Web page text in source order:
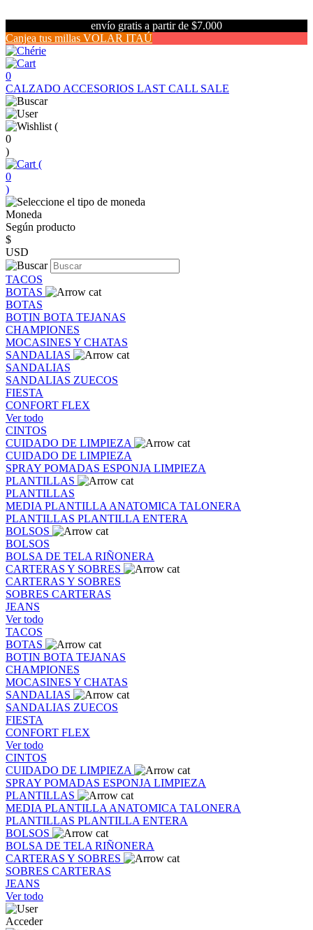
envío gratis a partir de $7.000
Canjea tus millas VOLAR ITAÚ
0
CALZADO ACCESORIOS LAST CALL SALE
(
0
)
(
0
)
Moneda
Según producto
$
USD
TACOS
BOTAS
BOTAS
BOTIN BOTA TEJANAS
CHAMPIONES
MOCASINES Y CHATAS
SANDALIAS
SANDALIAS
SANDALIAS ZUECOS
FIESTA
CONFORT FLEX
Ver todo
CINTOS
CUIDADO DE LIMPIEZA
CUIDADO DE LIMPIEZA
SPRAY POMADAS ESPONJA LIMPIEZA
PLANTILLAS
PLANTILLAS
MEDIA PLANTILLA ANATOMICA TALONERA
PLANTILLAS PLANTILLA ENTERA
BOLSOS
BOLSOS
BOLSA DE TELA RIÑONERA
CARTERAS Y SOBRES
CARTERAS Y SOBRES
SOBRES CARTERAS
JEANS
Ver todo
TACOS
BOTAS
BOTIN BOTA TEJANAS
CHAMPIONES
MOCASINES Y CHATAS
SANDALIAS
SANDALIAS ZUECOS
FIESTA
CONFORT FLEX
Ver todo
CINTOS
CUIDADO DE LIMPIEZA
SPRAY POMADAS ESPONJA LIMPIEZA
PLANTILLAS
MEDIA PLANTILLA ANATOMICA TALONERA
PLANTILLAS PLANTILLA ENTERA
BOLSOS
BOLSA DE TELA RIÑONERA
CARTERAS Y SOBRES
SOBRES CARTERAS
JEANS
Ver todo
Acceder